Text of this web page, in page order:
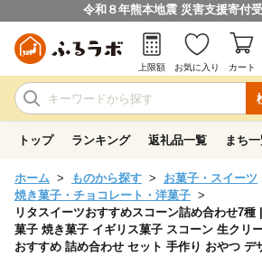
令和８年熊本地震 災害支援寄付
上限額 お気に入り カート
トップ ランキング 返礼品一覧 まち
ホーム ものから探す
お菓子・スイーツ
焼き菓子・チョコレート・洋菓子
リタスイーツおすすめスコーン詰め合わせ7
菓子 焼き菓子 イギリス菓子 スコーン 生クリ
おすすめ 詰め合わせ セット 手作り おやつ デ